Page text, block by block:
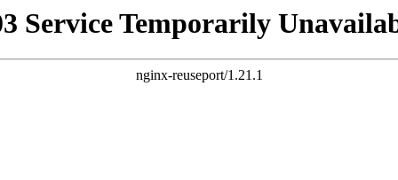
Service Temporarily
nginx-reuseport/1.21.1